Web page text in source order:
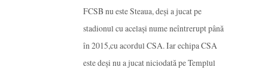
FCSB nu este Steaua, deși a jucat pe
stadionul cu același nume neîntrerupt până
în 2015,cu acordul CSA. Iar echipa CSA
este deși nu a jucat niciodată pe Templul